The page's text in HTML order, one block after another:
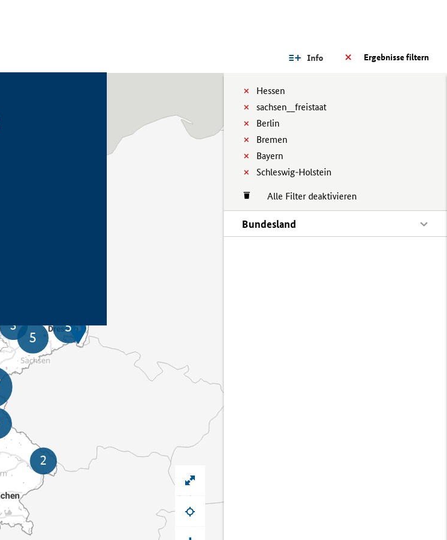
Ergebnisse filtern
Info
Hessen
sachsen__freistaat
Berlin
Bremen
Bayern
Schleswig-Holstein
Alle Filter deaktivieren
Bundesland